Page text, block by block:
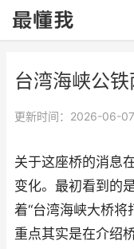
台湾海峡公
更新时间：2026-06-
关于这座桥的消息
变化。最初看到的
着“台湾海峡大桥将
重点其实是在介绍